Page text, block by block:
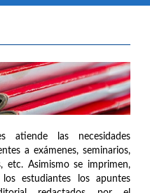
atiende las necesidades
a exámenes, seminarios,
etc. Asimismo se imprimen,
estudiantes los apuntes